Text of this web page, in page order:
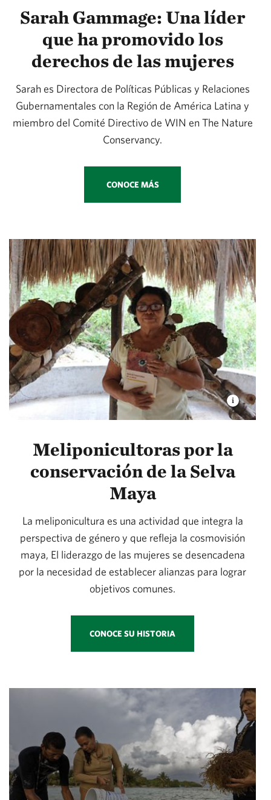
Sarah Gammage: Una líder
que ha promovido los
derechos de las mujeres
Sarah es Directora de Políticas Públicas y Relaciones
Gubernamentales con la Región de América Latina y
miembro del Comité Directivo de WIN en The Nature
Conservancy.
CONOCE MÁS
Meliponicultoras por la
conservación de la Selva
Maya
La meliponicultura es una actividad que integra la
perspectiva de género y que refleja la cosmovisión
maya, El liderazgo de las mujeres se desencadena
por la necesidad de establecer alianzas para lograr
objetivos comunes.
CONOCE SU HISTORIA